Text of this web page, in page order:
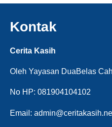
Kontak
Cerita Kasih
Oleh Yayasan DuaBelas
No HP: 081904104102
Email: